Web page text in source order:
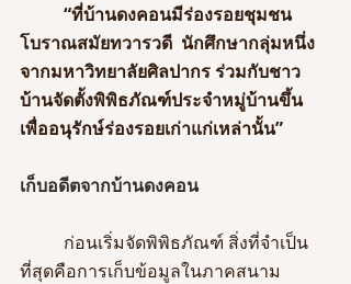
“ที่บ้านดงคอนมีร่องรอยชุมชน
โบราณสมัยทวารวดี  นักศึกษากลุ่มหนึ่ง
จากมหาวิทยาลัยศิลปากร ร่วมกับชาว
บ้านจัดตั้งพิพิธภัณฑ์ประจำหมู่บ้านขึ้น
เพื่ออนุรักษ์ร่องรอยเก่าแก่เหล่านั้น”
เก็บอดีตจากบ้านดงคอน
ที่สุดคือการเก็บข้อมูลในภาคสนาม